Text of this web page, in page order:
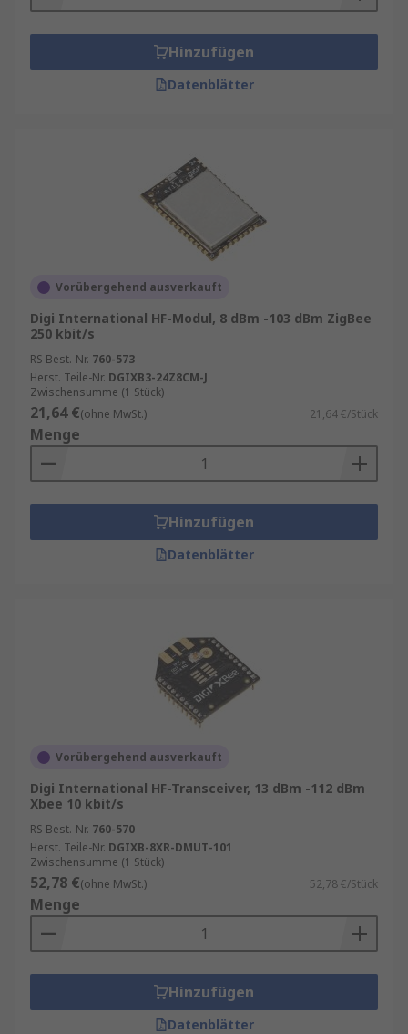
Hinzufügen
Datenblätter
Vorübergehend ausverkauft
Digi International HF-Modul, 8 dBm -103 dBm ZigBee
250 kbit/s
RS Best.-Nr. 760-573
Herst. Teile-Nr. DGIXB3-24Z8CM-J
Zwischensumme (1 Stück)
21,64 €(ohne MwSt.) 21,64 €/Stück
Menge
Hinzufügen
Datenblätter
Vorübergehend ausverkauft
Digi International HF-Transceiver, 13 dBm -112 dBm
Xbee 10 kbit/s
RS Best.-Nr. 760-570
Herst. Teile-Nr. DGIXB-8XR-DMUT-101
Zwischensumme (1 Stück)
52,78 €(ohne MwSt.) 52,78 €/Stück
Menge
Hinzufügen
Datenblätter